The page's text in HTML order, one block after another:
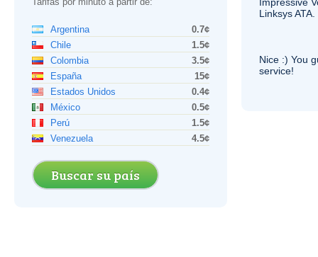
Argentina
0.7¢
Chile
1.5¢
Colombia
3.5¢
España
15¢
Estados Unidos
0.4¢
México
0.5¢
Perú
1.5¢
Venezuela
4.5¢
Buscar su país
LinksysATA
Nice :) You
service!